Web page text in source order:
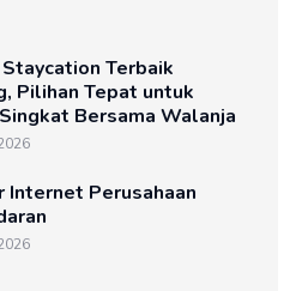
Terbaik
Pilihan Tepat untuk
Bersama Walanja
Internet Perusahaan